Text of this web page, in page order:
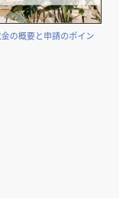
の概要と申請のポイン